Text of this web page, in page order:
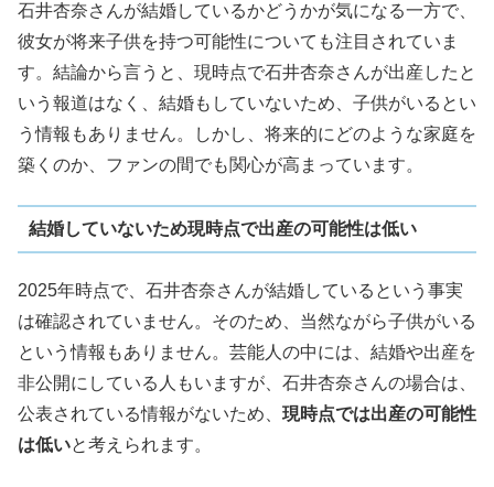
石井杏奈さんが結婚しているかどうかが気になる一方で、
彼女が将来子供を持つ可能性についても注目されていま
す。結論から言うと、現時点で石井杏奈さんが出産したと
いう報道はなく、結婚もしていないため、子供がいるとい
う情報もありません。しかし、将来的にどのような家庭を
築くのか、ファンの間でも関心が高まっています。
結婚していないため現時点で出産の可能性は低い
2025年時点で、石井杏奈さんが結婚しているという事実
は確認されていません。そのため、当然ながら子供がいる
という情報もありません。芸能人の中には、結婚や出産を
非公開にしている人もいますが、石井杏奈さんの場合は、
公表されている情報がないため、 現時点では出産の可能性
は低いと考えられます。